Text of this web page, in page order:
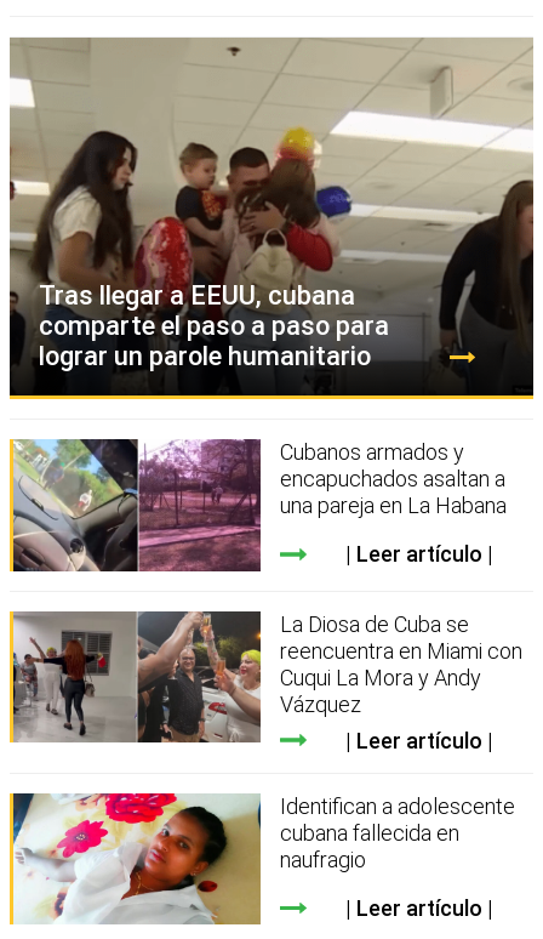
Tras llegar a EEUU, cubana
comparte el paso a paso para
lograr un parole humanitario
Cubanos armados y
encapuchados asaltan a
una pareja en La Habana
Leer artículo
La Diosa de Cuba se
reencuentra en Miami con
Cuqui La Mora y Andy
Vázquez
Leer artículo
Identifican a adolescente
cubana fallecida en
naufragio
Leer artículo